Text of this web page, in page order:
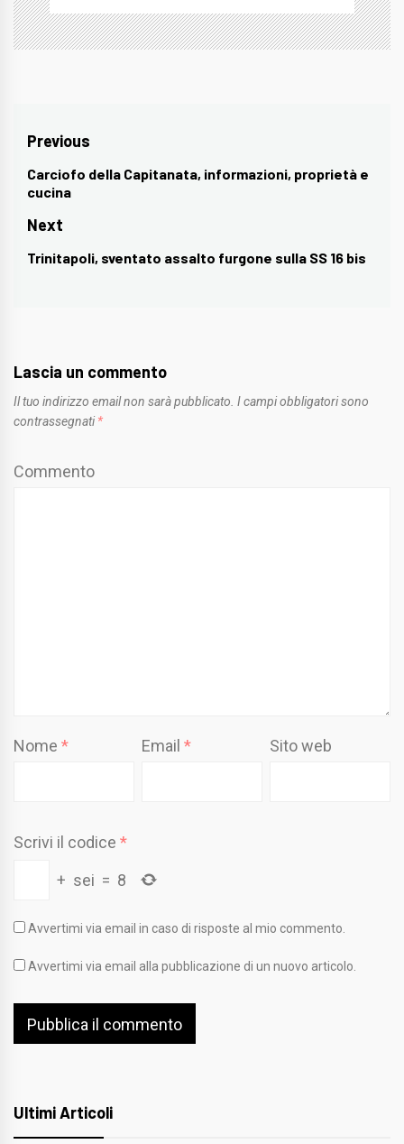
Navigazione
articoli
Previous
Previous
post:
Carciofo della Capitanata, informazioni, proprietà e
cucina
Next
Next
Trinitapoli, sventato assalto furgone sulla SS 16 bis
Lascia un commento
Il tuo indirizzo email non sarà pubblicato. I campi obbligatori sono
contrassegnati *
Commento
Nome * Email* Sito web
Scrivi il codice *
+ sei = 8
Avvertimi via email in caso di risposte al mio commento.
Avvertimi via email alla pubblicazione di un nuovo articolo.
Ultimi Articoli